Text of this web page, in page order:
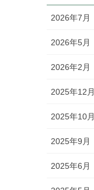
2026年7月
2026年5月
2026年2月
2025年12月
2025年10月
2025年9月
2025年6月